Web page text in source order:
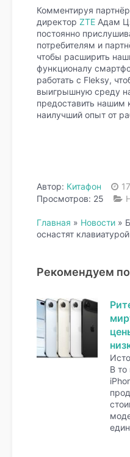
Комментируя
директор ZTE Адам
постоянно
потребителям и
чтобы расширить
функционалу
работать с Fleksy,
выигрышную среду
предоставить нашим
наилучший опыт от
Автор: Китафон
Просмотров: 25
Главная » Новости »
оснастят
Рекомендуем
В то